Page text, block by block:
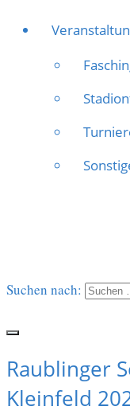
Suchen nach:
Raublinger
Kleinfeld